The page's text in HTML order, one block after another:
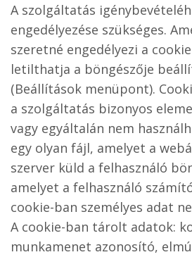
A szolgáltatás
engedélyezése szükséges.
szeretné engedélyezi a
letilthatja a böngészője
(Beállítások menüpont).
a szolgáltatás bizonyos
vagy egyáltalán nem
egy olyan fájl, amelyet a
szerver küld a felhasználó
amelyet a felhasználó
cookie-ban személyes adat
A cookie-ban tárolt adatok:
munkamenet azonosító,